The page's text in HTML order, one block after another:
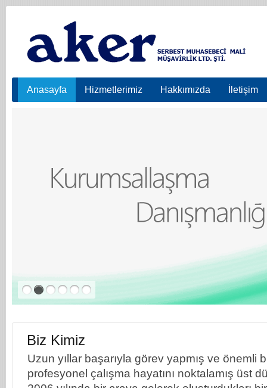
Anasayfa Hizmetlerimiz Hakkımızda İletişim
Biz Kimiz
Uzun yıllar başarıyla görev yapmış ve önemli
profesyonel çalışma hayatını noktalamış üst